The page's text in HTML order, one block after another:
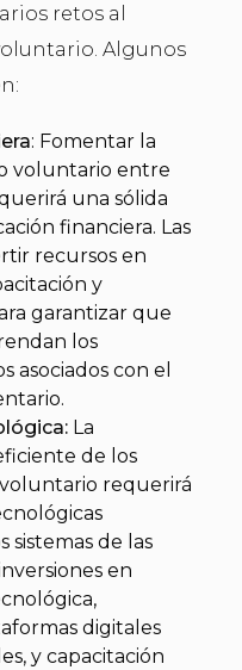
retos al
Algunos
: Fomentar la
voluntario entre
una sólida
financiera. Las
recursos en
y
garantizar que
los
asociados con el
La
de los
requerirá
sistemas de las
en
digitales
y capacitación